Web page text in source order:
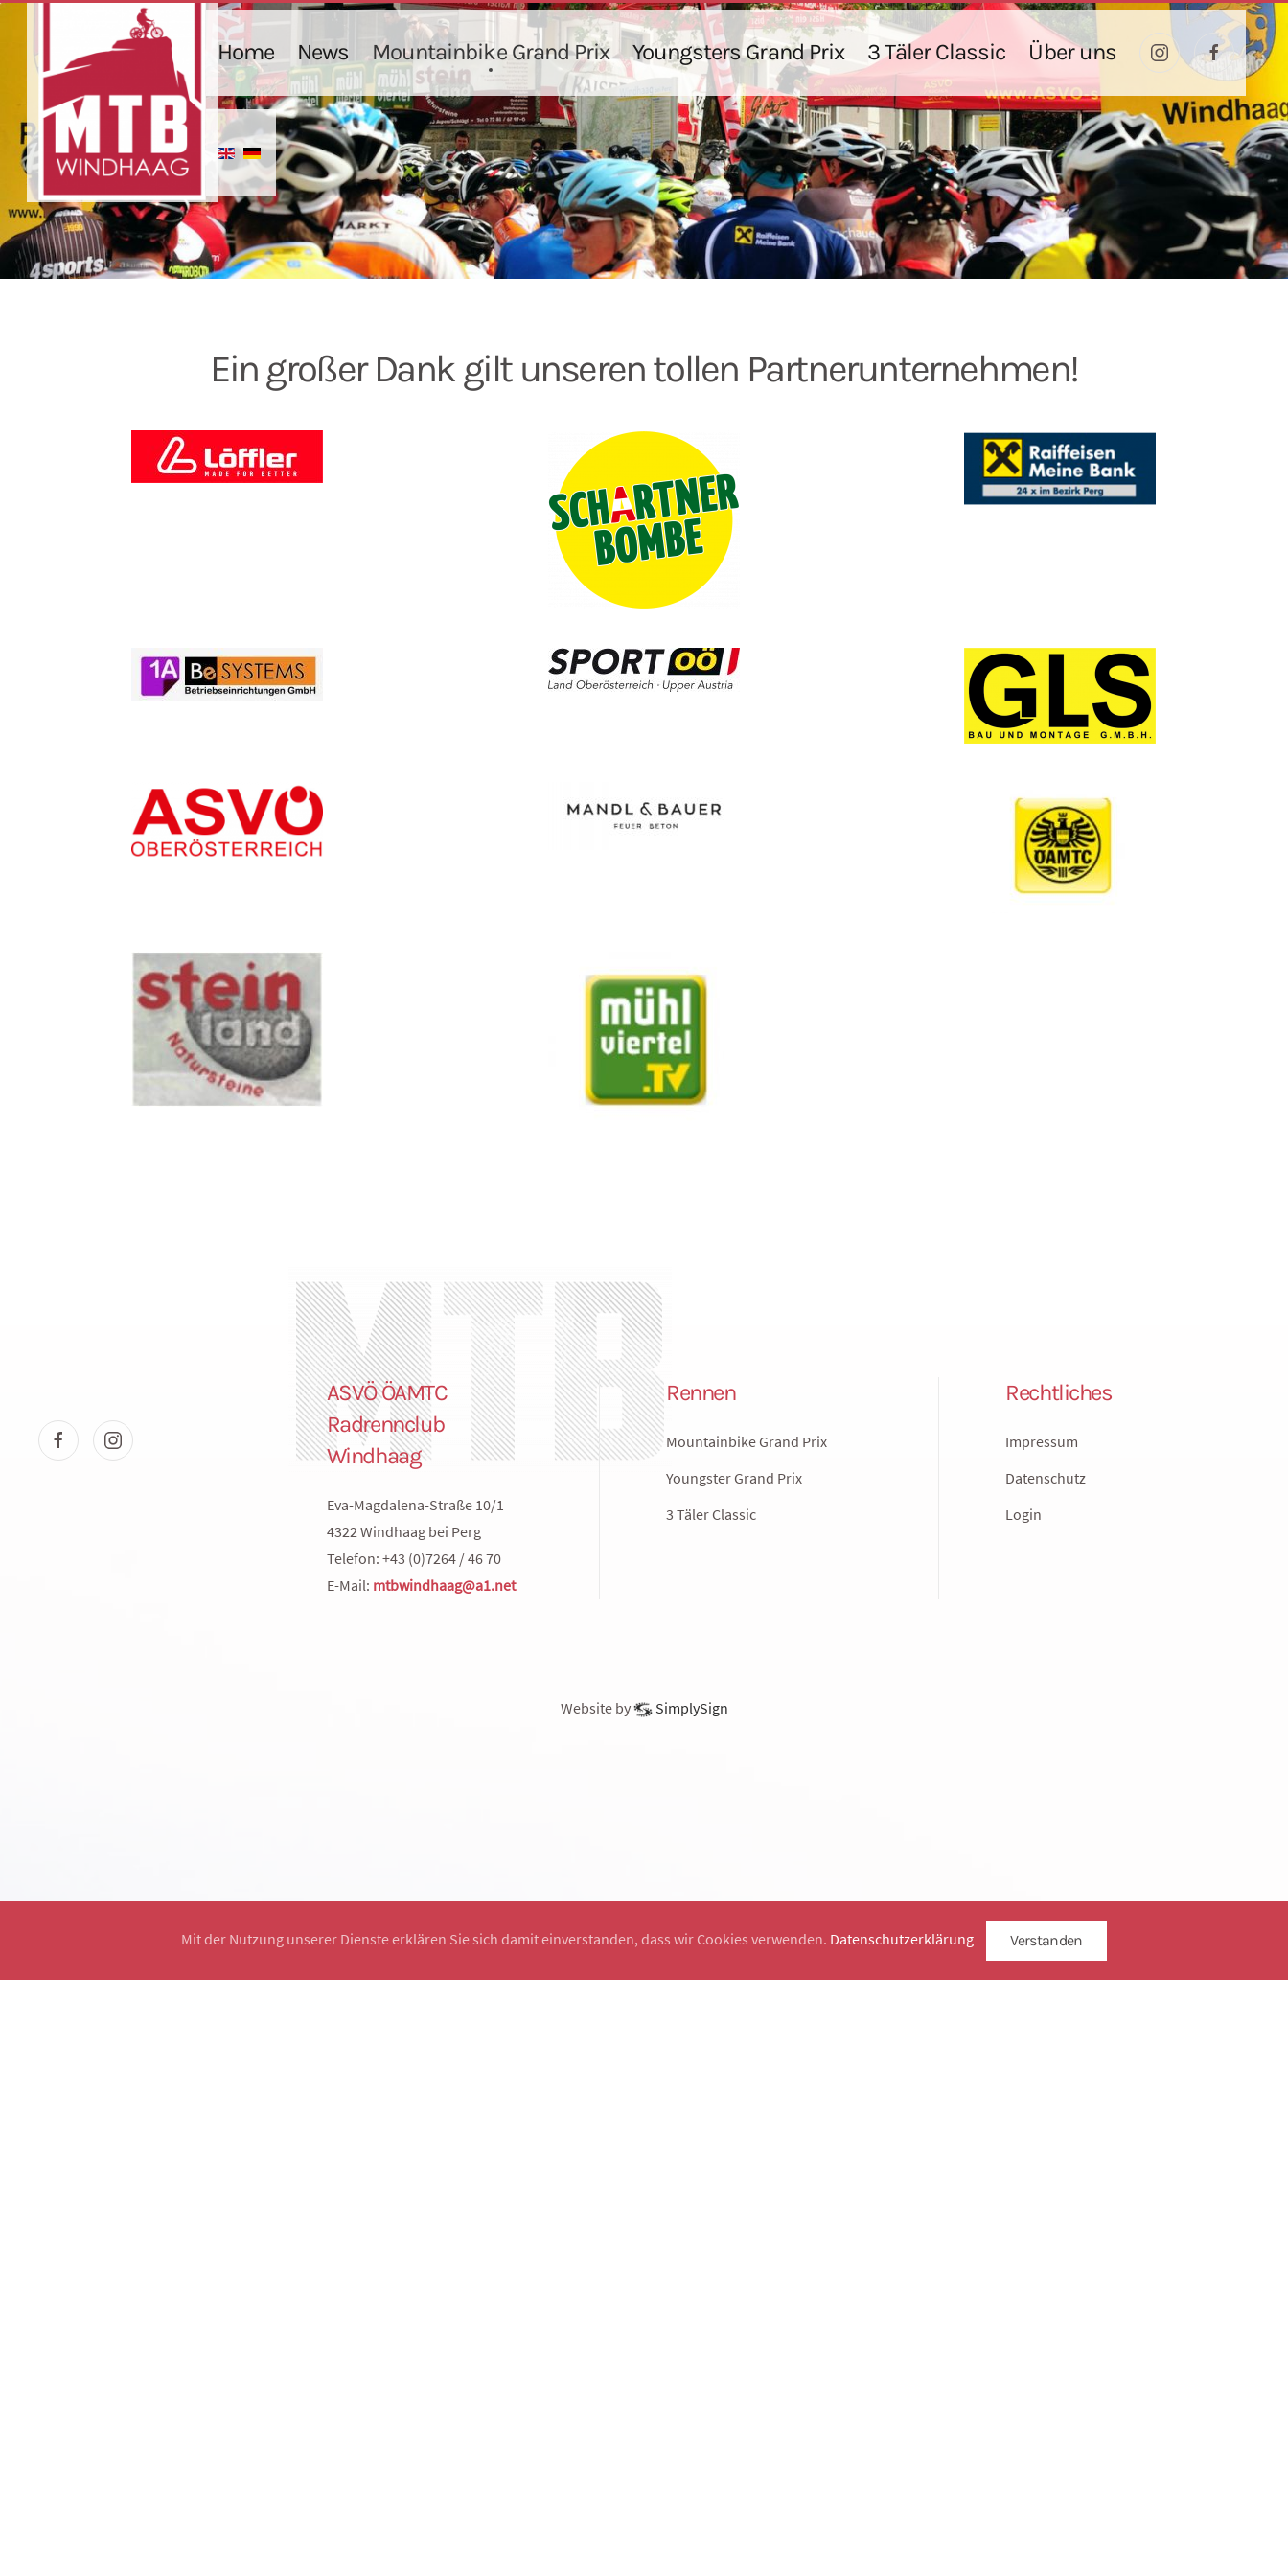
Home News Mountainbike Grand Prix Youngsters Grand Prix 3 Täler Classic Über uns
Ein großer Dank gilt unseren tollen Partnerunternehmen!
ASVÖ ÖAMTC
Radrennclub
Windhaag
Eva-Magdalena-Straße 10/1
4322 Windhaag bei Perg
Telefon: +43 (0)7264 / 46 70
E-Mail: mtbwindhaag@a1.net
Rennen
Mountainbike Grand Prix
Youngster Grand Prix
3 Täler Classic
Rechtliches
Impressum
Datenschutz
Login
Website by SimplySign
Mit der Nutzung unserer Dienste erklären Sie sich damit einverstanden, dass wir Cookies verwenden. Datenschutzerklärung Verstanden